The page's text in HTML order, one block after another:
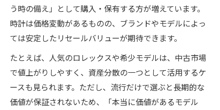
う時の備え」として購入・保有する方が増えています。
時計は価格変動があるものの、ブランドやモデルによっ
ては安定したリセールバリューが期待できます。
たとえば、人気のロレックスや希少モデルは、中古市場
で値上がりしやすく、資産分散の一つとして活用するケ
ースも見られます。ただし、流行だけで選ぶと長期的な
価値が保証されないため、「本当に価値があるモデル